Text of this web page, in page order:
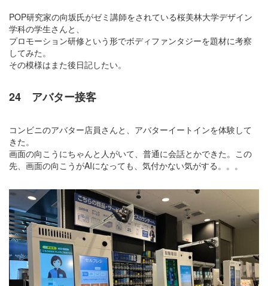
POP研究家の向坂氏がゼミ講師をされている桜美林大学デザイン
学科の学生さんと、
プロモーション研修という形でボディファンタジーを題材に考察
してみた。
その模様はまた後日記したい。
24 アバター接客
コンビニのアバター店員さんと、アバターイートインを体験して
きた。
画面の向こうにちゃんと人がいて、普通に会話とかできた。この
先、画面の向こうがAIになっても、気付かない気がする。。。